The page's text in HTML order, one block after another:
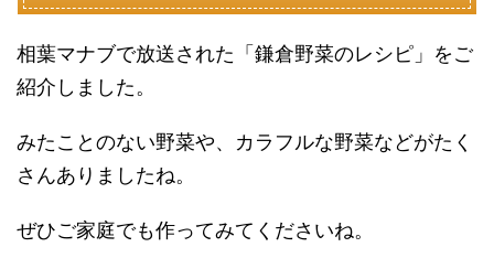
相葉マナブで放送された「鎌倉野菜のレシピ」をご
紹介しました。
みたことのない野菜や、カラフルな野菜などがたく
さんありましたね。
ぜひご家庭でも作ってみてくださいね。